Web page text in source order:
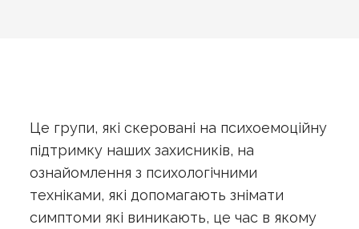
Це групи, які скеровані на психоемоційну
підтримку наших захисників, на
ознайомлення з психологічними
техніками, які допомагають знімати
симптоми які виникають, це час в якому